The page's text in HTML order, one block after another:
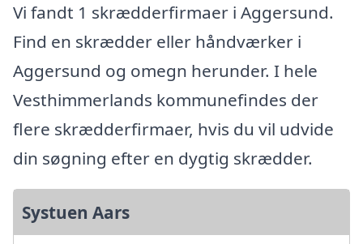
Vi fandt 1 skrædderfirmaer i Aggersund.
Find en skrædder eller håndværker i
Aggersund og omegn herunder. I hele
Vesthimmerlands kommunefindes der
flere skrædderfirmaer, hvis du vil udvide
din søgning efter en dygtig skrædder.
Systuen Aars